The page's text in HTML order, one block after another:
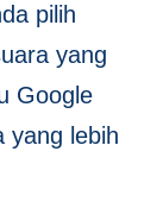
pilih
yang
Google
yang lebih